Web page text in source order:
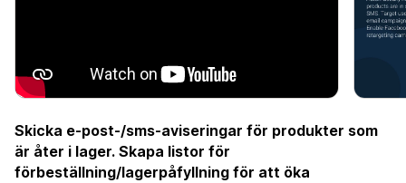
Skicka e-post-/sms-aviseringar för produkter som
är åter i lager. Skapa listor för
förbeställning/lagerpåfyllning för att öka